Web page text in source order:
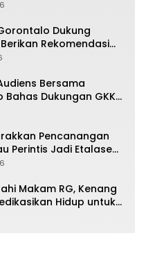
Diri
Dukung
Rekomendasi
Bersama
Dukungan GKK
Pencanangan
Perintis Jadi Etalase
Makam RG, Kenang
Hidup untuk